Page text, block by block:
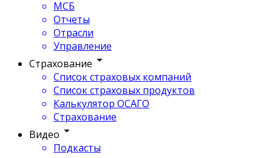
МСБ
Отчеты
Отрасли
Управление
Страхование
Список страховых компаний
Список страховых продуктов
Калькулятор ОСАГО
Страхование
Видео
Подкасты